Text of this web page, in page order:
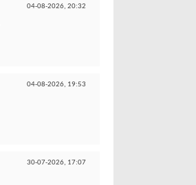
04-08-2026, 20:32
04-08-2026, 19:53
30-07-2026, 17:07